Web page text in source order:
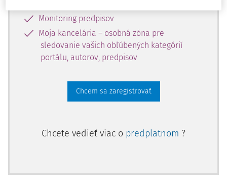
Monitoring predpisov
Moja kancelária – osobná zóna pre
sledovanie vašich obľúbených kategórií
portálu, autorov, predpisov
Chcem sa zaregistrovať
Chcete vedieť viac o predplatnom ?